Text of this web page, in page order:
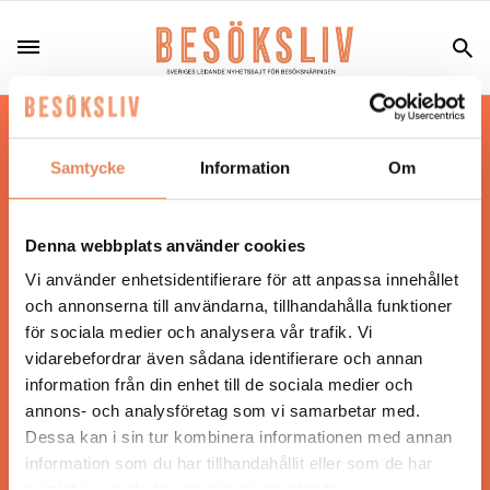
Samtycke Information Om
Denna webbplats använder cookies
Vi använder enhetsidentifierare för att anpassa innehållet
och annonserna till användarna, tillhandahålla funktioner
för sociala medier och analysera vår trafik. Vi
vidarebefordrar även sådana identifierare och annan
information från din enhet till de sociala medier och
annons- och analysföretag som vi samarbetar med.
Dessa kan i sin tur kombinera informationen med annan
information som du har tillhandahållit eller som de har
Hos oss läser du landets mest uppdaterade
nyheter och snackisar inom besöksnäringen.
Besöksliv i sin tryckta form är ett affärsmagasin
Tidningen ges ut avVisita
ANSVARIG UTGIVARE
Jonas Siljhammar
UPPHOVSRÄTT